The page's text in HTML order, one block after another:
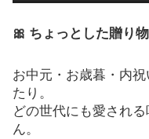
🎀 ちょっとした贈り
お中元・お歳暮・内
たり。
どの世代にも愛され
ん。